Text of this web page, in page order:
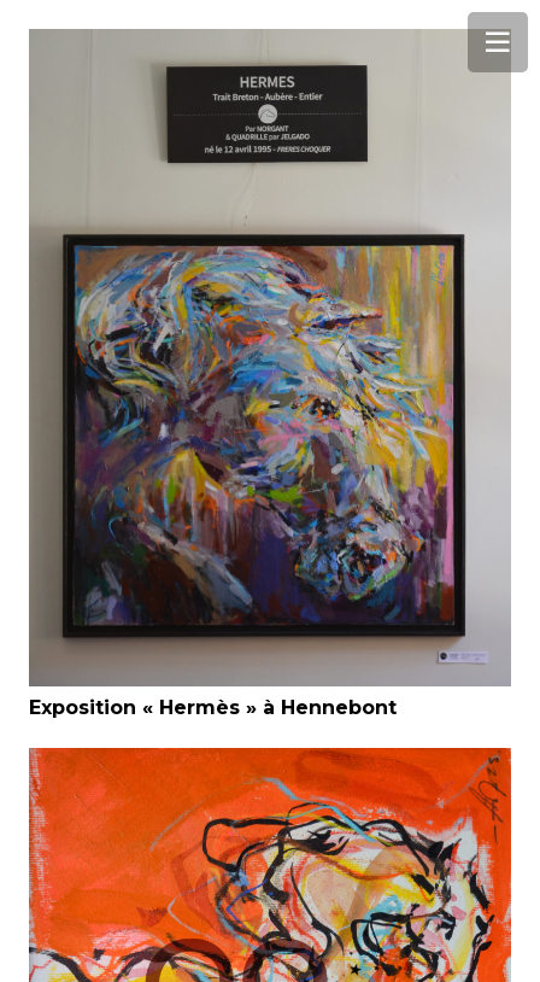
Exposition « Hermès » à Hennebont